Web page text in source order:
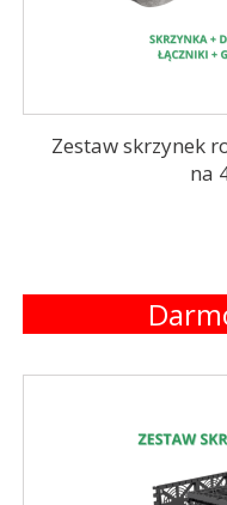
Zestaw skrzynek
na